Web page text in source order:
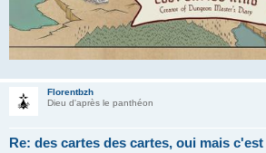
Florentbzh
Dieu d'après le panthéon
Re: des cartes des cartes, oui mais